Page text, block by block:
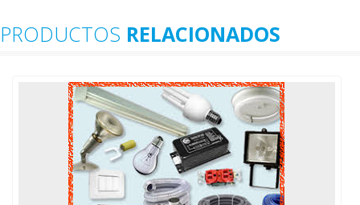
PRODUCTOS RELACIONADOS